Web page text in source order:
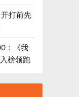
打前先
：《我
榜领跑